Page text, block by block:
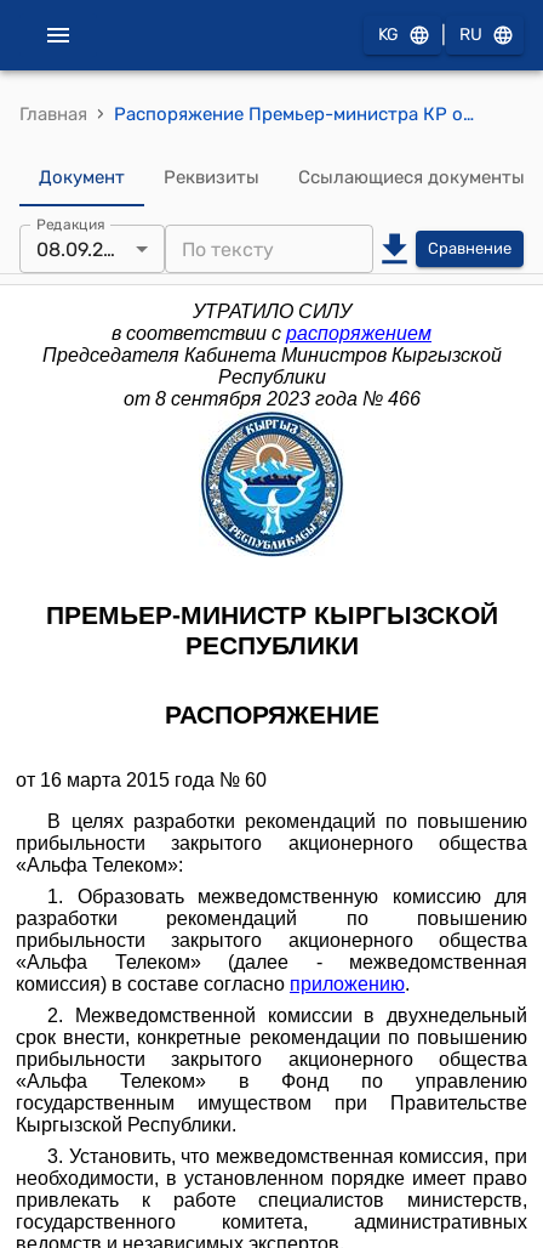
KG RU
Главная › Распоряжение Премьер-министра КР от 16 марта 2015 года № 60 (О составе межведомственной комиссии для разработки рекомендаций по повышению прибыльности закрытого акционерного общества «Альфа Телеком»)
Документ Реквизиты Ссылающиеся документы
Редакция
08.09.2023 Сравнение